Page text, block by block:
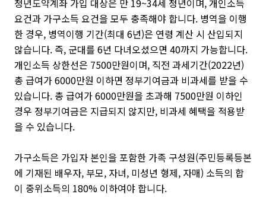
청년도약계좌 가입 대상은 만 19~34세 청년이며, 개인소득
요건과 가구소득 요건을 모두 충족해야 합니다. 병역을 이행
한 경우, 병역이행 기간(최대 6년)은 연령 계산 시 산입되지
않습니다. 즉, 군대를 6년 다녀오셨으면 40까지 가능합니다.
개인소득 상한선은 7500만원이며, 직전 과세기간(2022년)
총 급여가 6000만원 이하면 정부기여금과 비과세를 받을 수
있습니다. 총 급여가 6000만원을 초과해 7500만원 이하인
경우 정부기여금은 지급되지 않지만, 비과세 혜택을 적용받
을 수 있습니다.
가구소득은 가입자 본인을 포함한 가족 구성원(주민등록등본
에 기재된 배우자, 부모, 자녀, 미성년 형제, 자매) 소득의 합
이 중위소득의 180% 이하여야 합니다.